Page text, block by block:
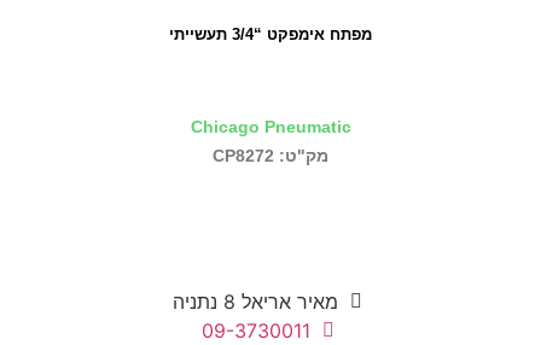
מפתח אימפקט “3/4 תעשייתי
Chicago Pneumatic
מק"ט: CP8272
מאיר אריאל 8 נתניה
09-3730011